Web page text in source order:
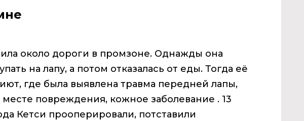
около дороги в промзоне. Однажды она
на лапу, а потом отказалась от еды. Тогда её
где была выявлена травма передней лапы,
месте повреждения, кожное заболевание . 13
Кетси прооперировали, потставили